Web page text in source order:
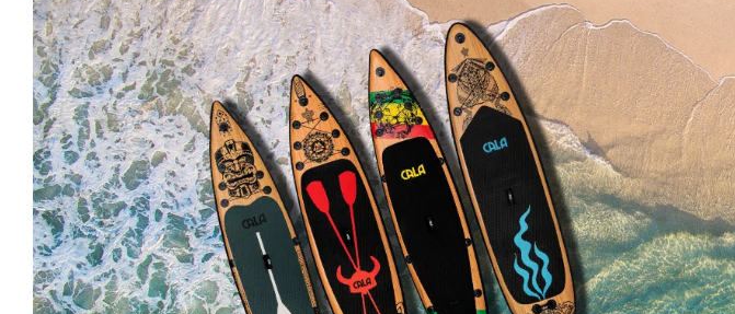
Wenn du mehr zum Thema Nachhaltigkeit bei DPD erfahren möchtest, findest du